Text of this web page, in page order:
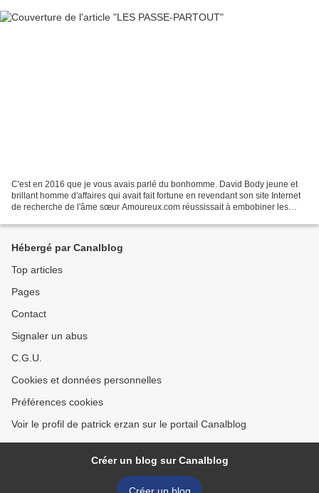
C'est en 2016 que je vous avais parlé du bonhomme. David Body jeune et
brillant homme d'affaires qui avait fait fortune en revendant son site Internet
de recherche de l'âme sœur Amoureux.com réussissait à embobiner les
Hébergé par Canalblog
Top articles
Pages
Contact
Signaler un abus
C.G.U.
Cookies et données personnelles
Préférences cookies
Voir le profil de patrick erzan sur le portail Canalblog
Créer un blog sur Canalblog